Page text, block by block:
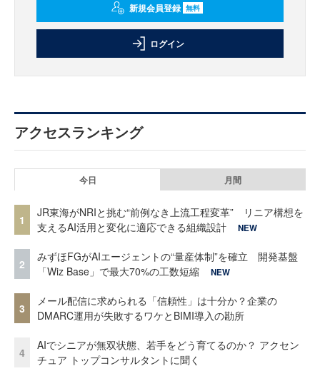
新規会員登録 無料
ログイン
アクセスランキング
今日 月間
1
JR東海がNRIと挑む“前例なき上流工程変革” リニア構想を
支えるAI活用と変化に適応できる組織設計
NEW
2
みずほFGがAIエージェントの“量産体制”を確立 開発基盤
「Wiz Base」で最大70%の工数短縮
NEW
3
メール配信に求められる「信頼性」は十分か？企業の
DMARC運用が失敗するワケとBIMI導入の勘所
4
AIでシニアが無双状態、若手をどう育てるのか？ アクセン
チュア トップコンサルタントに聞く